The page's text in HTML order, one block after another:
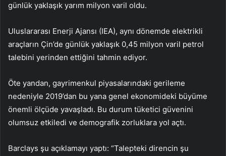
günlük yaklaşık yarım milyon varil oldu.
Uluslararası Enerji Ajansı (IEA), aynı dönemde elektrikli
araçların Çin’de günlük yaklaşık 0,45 milyon varil petrol
talebini yerinden ettiğini tahmin ediyor.
Öte yandan, gayrimenkul piyasalarındaki gerileme
nedeniyle 2019’dan bu yana genel ekonomideki büyüme
önemli ölçüde yavaşladı. Bu durum tüketici güvenini
olumsuz etkiledi ve demografik zorluklara yol açtı.
Barclays şu açıklamayı yaptı: “Talepteki direncin şu